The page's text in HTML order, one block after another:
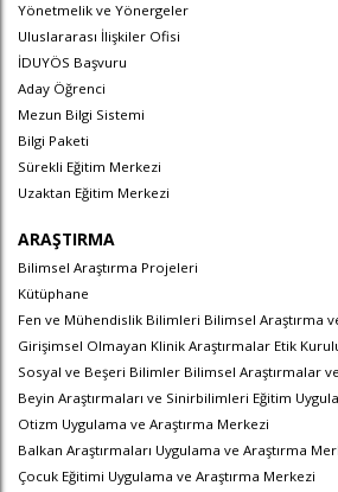
Yönetmelik ve Yönergeler
Uluslararası İlişkiler Ofisi
İDUYÖS Başvuru
Aday Öğrenci
Mezun Bilgi Sistemi
Bilgi Paketi
Sürekli Eğitim Merkezi
Uzaktan Eğitim Merkezi
ARAŞTIRMA
Bilimsel Araştırma Projeleri
Kütüphane
Fen ve Mühendislik Bilimleri Bilimsel Araştırma
Girişimsel Olmayan Klinik Araştırmalar Etik
Sosyal ve Beşeri Bilimler Bilimsel Araştırmalar
Beyin Araştırmaları ve Sinirbilimleri Eğitim
Otizm Uygulama ve Araştırma Merkezi
Balkan Araştırmaları Uygulama ve Araştırma
Çocuk Eğitimi Uygulama ve Araştırma Merkezi